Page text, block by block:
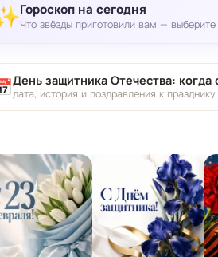
Гороскоп на сегодня
Что звёзды приготовили вам — выберите
День защитника Отечества:
дата, история и поздравления к празднику